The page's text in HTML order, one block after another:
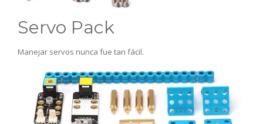
Servo Pack
Manejar servos nunca fue tan fácil.